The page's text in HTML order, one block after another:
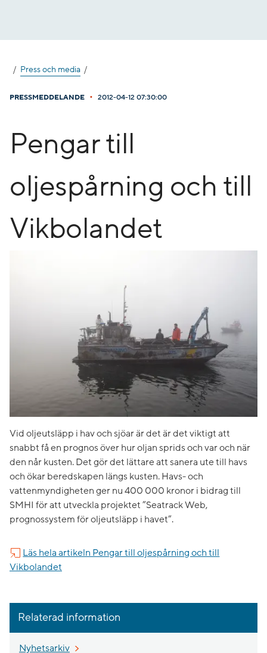
Press och media
PRESSMEDDELANDE • 2012-04-12 07:30:00
Pengar till
oljespårning och till
Vikbolandet
Vid oljeutsläpp i hav och sjöar är det är det viktigt att
snabbt få en prognos över hur oljan sprids och var och när
den når kusten. Det gör det lättare att sanera ute till havs
och ökar beredskapen längs kusten. Havs- och
vattenmyndigheten ger nu 400 000 kronor i bidrag till
SMHI för att utveckla projektet ”Seatrack Web,
prognossystem för oljeutsläpp i havet”.
Läs hela artikeln Pengar till oljespårning och till
Vikbolandet
Relaterad information
Nyhetsarkiv